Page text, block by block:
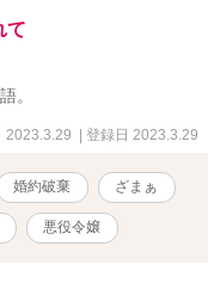
て
。
2023.3.29 | 登録日 2023.3.29
婚約破棄 ざまぁ
悪役令嬢